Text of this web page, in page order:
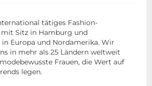
tätiges Fashion-
Sitz in Hamburg und
Europa und Nordamerika. Wir
in mehr als 25 Ländern weltweit
Frauen, die Wert auf
legen.